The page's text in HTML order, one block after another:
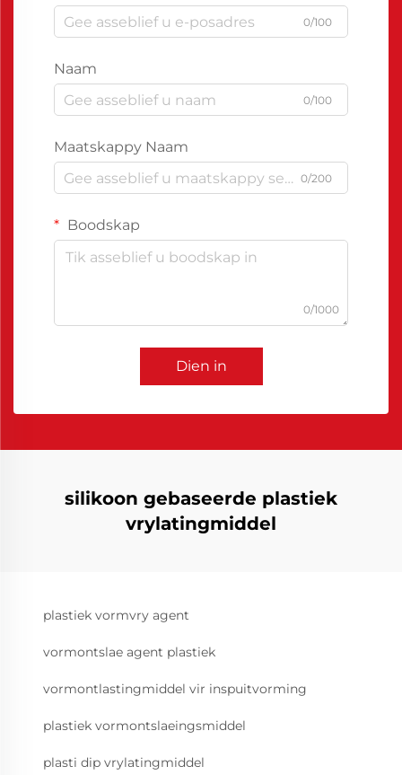
0/100
Naam
0/100
Maatskappy Naam
0/200
Boodskap
0/1000
Dien in
silikoon gebaseerde plastiek
vrylatingmiddel
plastiek vormvry agent
vormontslae agent plastiek
vormontlastingmiddel vir inspuitvorming
plastiek vormontslaeingsmiddel
plasti dip vrylatingmiddel